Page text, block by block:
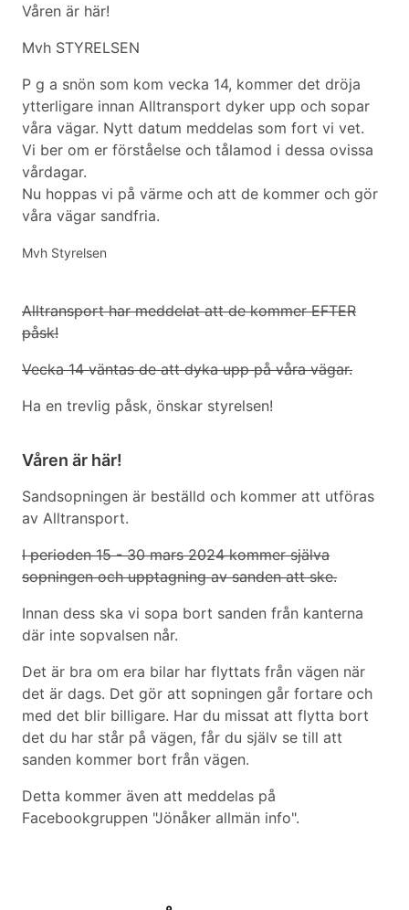
Våren är här!
Mvh STYRELSEN
P g a snön som kom vecka 14, kommer det dröja
ytterligare innan Alltransport dyker upp och sopar
våra vägar. Nytt datum meddelas som fort vi vet.
Vi ber om er förståelse och tålamod i dessa ovissa
vårdagar.
Nu hoppas vi på värme och att de kommer och gör
våra vägar sandfria.
Mvh Styrelsen
Alltransport har meddelat att de kommer EFTER
påsk!
Vecka 14 väntas de att dyka upp på våra vägar.
Ha en trevlig påsk, önskar styrelsen!
Våren är här!
Sandsopningen är beställd och kommer att utföras
av Alltransport.
I perioden 15 - 30 mars 2024 kommer själva
sopningen och upptagning av sanden att ske.
Innan dess ska vi sopa bort sanden från kanterna
där inte sopvalsen når.
Det är bra om era bilar har flyttats från vägen när
det är dags. Det gör att sopningen går fortare och
med det blir billigare. Har du missat att flytta bort
det du har står på vägen, får du själv se till att
sanden kommer bort från vägen.
Detta kommer även att meddelas på
Facebookgruppen "Jönåker allmän info".